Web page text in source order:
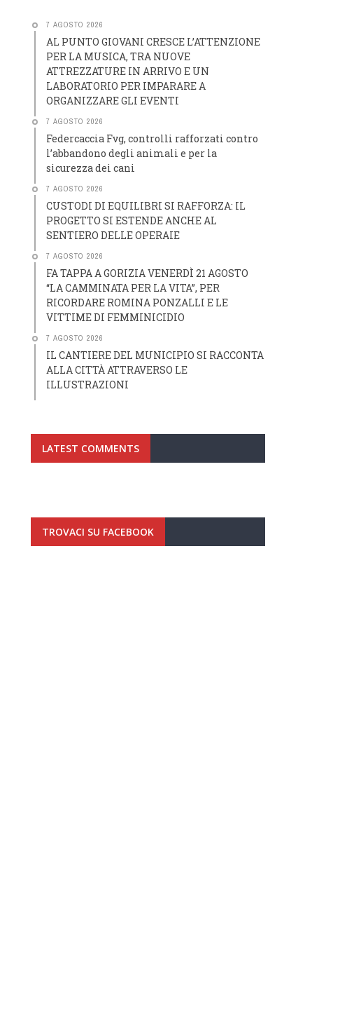
7 AGOSTO 2026
AL PUNTO GIOVANI CRESCE L’ATTENZIONE
PER LA MUSICA, TRA NUOVE
ATTREZZATURE IN ARRIVO E UN
LABORATORIO PER IMPARARE A
ORGANIZZARE GLI EVENTI
7 AGOSTO 2026
Federcaccia Fvg, controlli rafforzati contro
l’abbandono degli animali e per la
sicurezza dei cani
7 AGOSTO 2026
CUSTODI DI EQUILIBRI SI RAFFORZA: IL
PROGETTO SI ESTENDE ANCHE AL
SENTIERO DELLE OPERAIE
7 AGOSTO 2026
FA TAPPA A GORIZIA VENERDÌ 21 AGOSTO
“LA CAMMINATA PER LA VITA”, PER
RICORDARE ROMINA PONZALLI E LE
VITTIME DI FEMMINICIDIO
7 AGOSTO 2026
IL CANTIERE DEL MUNICIPIO SI RACCONTA
ALLA CITTÀ ATTRAVERSO LE
ILLUSTRAZIONI
LATEST COMMENTS
TROVACI SU FACEBOOK